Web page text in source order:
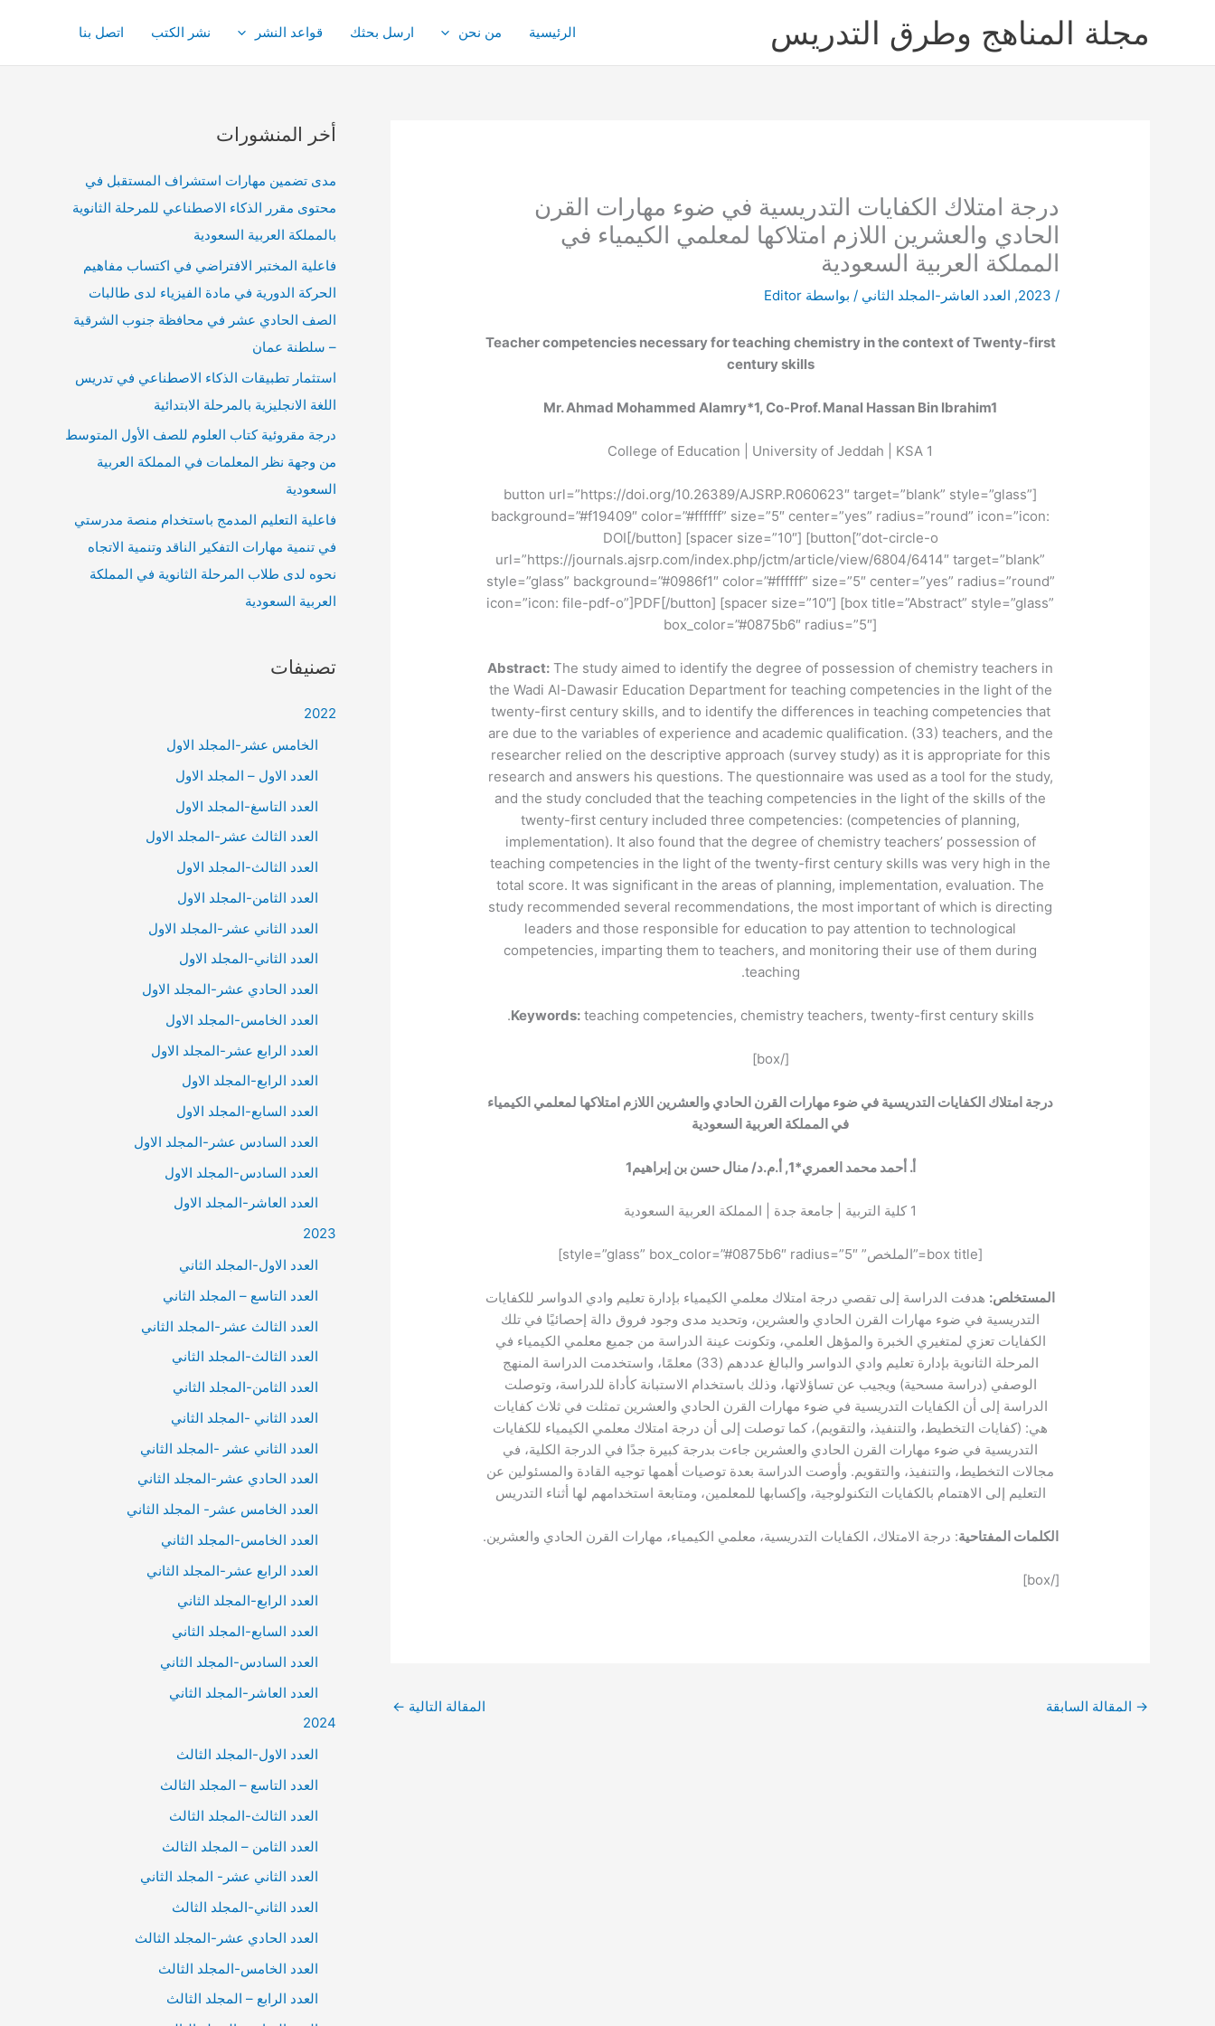
مجلة المناهج وطرق التدريس الرئيسية من نحن ارسل بحثك قواعد النشر نشر الكتب اتصل بنا
درجة امتلاك الكفايات التدريسية في ضوء مهارات القرن
الحادي والعشرين اللازم امتلاكها لمعلمي الكيمياء في
المملكة العربية السعودية
/
2023
, العدد العاشر-المجلد الثاني / بواسطة Editor
Teacher competencies necessary for teaching chemistry in the context of Twenty-first
century skills
Mr. Ahmad Mohammed Alamry*1, Co-Prof. Manal Hassan Bin Ibrahim1
1
[button url=”https://doi.org/10.26389/AJSRP.R060623″ target=”blank” style=”glass”
background=”#f19409″ color=”#ffffff” size=”5″ center=”yes” radius=”round” icon=”icon:
dot-circle-o”]DOI[/button] [spacer size=”10″] [button
url=”https://journals.ajsrp.com/index.php/jctm/article/view/6804/6414″ target=”blank”
style=”glass” background=”#0986f1″ color=”#ffffff” size=”5″ center=”yes” radius=”round”
icon=”icon: file-pdf-o”]PDF[/button] [spacer size=”10″] [box title=”Abstract” style=”glass”
box_color=”#0875b6″ radius=”5″]
Abstract: The study aimed to identify the degree of possession of chemistry teachers in
the Wadi Al-Dawasir Education Department for teaching competencies in the light of the
twenty-first century skills, and to identify the differences in teaching competencies that
are due to the variables of experience and academic qualification. (33) teachers, and the
researcher relied on the descriptive approach (survey study) as it is appropriate for this
research and answers his questions. The questionnaire was used as a tool for the study,
and the study concluded that the teaching competencies in the light of the skills of the
twenty-first century included three competencies: (competencies of planning,
implementation). It also found that the degree of chemistry teachers’ possession of
teaching competencies in the light of the twenty-first century skills was very high in the
total score. It was significant in the areas of planning, implementation, evaluation. The
study recommended several recommendations, the most important of which is directing
leaders and those responsible for education to pay attention to technological
competencies, imparting them to teachers, and monitoring their use of them during
teaching.
Keywords:teaching competencies, chemistry teachers, twenty-first century skills.
[/box]
درجة امتلاك الكفايات التدريسية في ضوء مهارات القرن الحادي والعشرين اللازم امتلاكها لمعلمي الكيمياء
في المملكة العربية السعودية
أ. أحمد محمد العمري*1, أ.م.د/ منال حسن بن إبراهيم1
1 كلية التربية | جامعة جدة | المملكة العربية السعودية
[box title=”الملخص” style=”glass” box_color=”#0875b6″ radius=”5″]
المستخلص: هدفت الدراسة إلى تقصي درجة امتلاك معلمي الكيمياء بإدارة تعليم وادي الدواسر للكفايات
التدريسية في ضوء مهارات القرن الحادي والعشرين، وتحديد مدى وجود فروق دالة إحصائيًا في تلك
الكفايات تعزي لمتغيري الخبرة والمؤهل العلمي، وتكونت عينة الدراسة من جميع معلمي الكيمياء في
المرحلة الثانوية بإدارة تعليم وادي الدواسر والبالغ عددهم (33) معلمًا، واستخدمت الدراسة المنهج
الوصفي (دراسة مسحية) ويجيب عن تساؤلاتها، وذلك باستخدام الاستبانة كأداة للدراسة، وتوصلت
الدراسة إلى أن الكفايات التدريسية في ضوء مهارات القرن الحادي والعشرين تمثلت في ثلاث كفايات
هي: (كفايات التخطيط، والتنفيذ، والتقويم)، كما توصلت إلى أن درجة امتلاك معلمي الكيمياء للكفايات
التدريسية في ضوء مهارات القرن الحادي والعشرين جاءت بدرجة كبيرة جدًا في الدرجة الكلية، في
مجالات التخطيط، والتنفيذ، والتقويم. وأوصت الدراسة بعدة توصيات أهمها توجيه القادة والمسئولين عن
التعليم إلى الاهتمام بالكفايات التكنولوجية، وإكسابها للمعلمين، ومتابعة استخدامهم لها أثناء التدريس
الكلمات المفتاحية: درجة الامتلاك، الكفايات التدريسية، معلمي الكيمياء، مهارات القرن الحادي والعشرين.
[/box]
→ المقالة السابقة المقالة التالية ←
أخر المنشورات
مدى تضمين مهارات استشراف المستقبل في
محتوى مقرر الذكاء الاصطناعي للمرحلة الثانوية
بالمملكة العربية السعودية
فاعلية المختبر الافتراضي في اكتساب مفاهيم
الحركة الدورية في مادة الفيزياء لدى طالبات
الصف الحادي عشر في محافظة جنوب الشرقية
– سلطنة عمان
استثمار تطبيقات الذكاء الاصطناعي في تدريس
اللغة الانجليزية بالمرحلة الابتدائية
درجة مقروئية كتاب العلوم للصف الأول المتوسط
من وجهة نظر المعلمات في المملكة العربية
السعودية
فاعلية التعليم المدمج باستخدام منصة مدرستي
في تنمية مهارات التفكير الناقد وتنمية الاتجاه
نحوه لدى طلاب المرحلة الثانوية في المملكة
العربية السعودية
تصنيفات
2022
الخامس عشر-المجلد الاول
العدد الاول – المجلد الاول
العدد التاسغ-المجلد الاول
العدد الثالث عشر-المجلد الاول
العدد الثالث-المجلد الاول
العدد الثامن-المجلد الاول
العدد الثاني عشر-المجلد الاول
العدد الثاني-المجلد الاول
العدد الحادي عشر-المجلد الاول
العدد الخامس-المجلد الاول
العدد الرابع عشر-المجلد الاول
العدد الرابع-المجلد الاول
العدد السابع-المجلد الاول
العدد السادس عشر-المجلد الاول
العدد السادس-المجلد الاول
العدد العاشر-المجلد الاول
2023
العدد الاول-المجلد الثاني
العدد التاسع – المجلد الثاني
العدد الثالث عشر-المجلد الثاني
العدد الثالث-المجلد الثاني
العدد الثامن-المجلد الثاني
العدد الثاني -المجلد الثاني
العدد الثاني عشر -المجلد الثاني
العدد الحادي عشر-المجلد الثاني
العدد الخامس عشر- المجلد الثاني
العدد الخامس-المجلد الثاني
العدد الرابع عشر-المجلد الثاني
العدد الرابع-المجلد الثاني
العدد السابع-المجلد الثاني
العدد السادس-المجلد الثاني
العدد العاشر-المجلد الثاني
2024
العدد الاول-المجلد الثالث
العدد التاسع – المجلد الثالث
العدد الثالث-المجلد الثالث
العدد الثامن – المجلد الثالث
العدد الثاني عشر- المجلد الثاني
العدد الثاني-المجلد الثالث
العدد الحادي عشر-المجلد الثالث
العدد الخامس-المجلد الثالث
العدد الرابع – المجلد الثالث